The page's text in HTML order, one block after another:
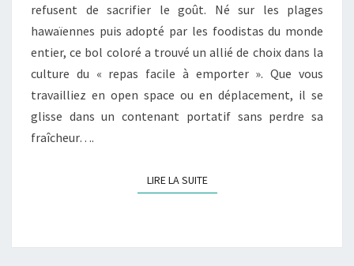
TRAVAIL
refusent de sacrifier le goût. Né sur les plages
hawaïennes puis adopté par les foodistas du monde
entier, ce bol coloré a trouvé un allié de choix dans la
culture du « repas facile à emporter ». Que vous
travailliez en open space ou en déplacement, il se
glisse dans un contenant portatif sans perdre sa
fraîcheur….
LIRE LA SUITELIRE LA SUITE